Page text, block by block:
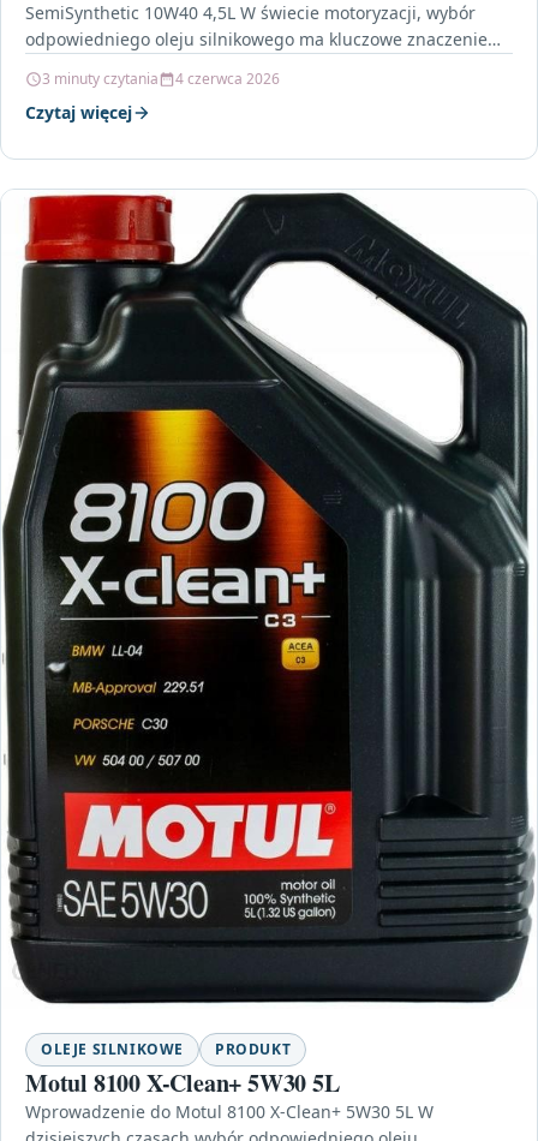
SemiSynthetic 10W40 4,5L W świecie motoryzacji, wybór
odpowiedniego oleju silnikowego ma kluczowe znaczenie
3 minuty czytania 4 czerwca 2026
Czytaj więcej
OLEJE SILNIKOWE PRODUKT
Motul 8100 X-Clean+ 5W30 5L
Wprowadzenie do Motul 8100 X-Clean+ 5W30 5L W